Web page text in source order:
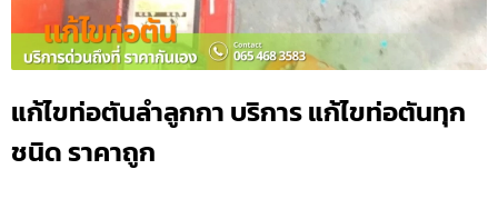
แก้ไขท่อตันลำลูกกา บริการ แก้ไขท่อตันทุก
ชนิด ราคาถูก